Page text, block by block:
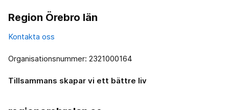
Region Örebro län
Kontakta oss
Organisationsnummer: 2321000164
Tillsammans skapar vi ett bättre liv